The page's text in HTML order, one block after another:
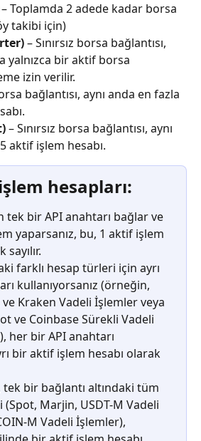
– Toplamda 2 adede kadar borsa
takibi için)
– Sınırsız borsa bağlantısı,
yalnızca bir aktif borsa
izin verilir.
bağlantısı, aynı anda en fazla
– Sınırsız borsa bağlantısı, aynı
aktif işlem hesabı.
hesapları:
tek bir API anahtarı bağlar ve
yaparsanız, bu, 1 aktif işlem
sayılır.
farklı hesap türleri için ayrı
kullanıyorsanız (örneğin,
Kraken Vadeli İşlemler veya
ve Coinbase Sürekli Vadeli
her bir API anahtarı
bir aktif işlem hesabı olarak
tek bir bağlantı altındaki tüm
Marjin, USDT-M Vadeli
M Vadeli İşlemler),